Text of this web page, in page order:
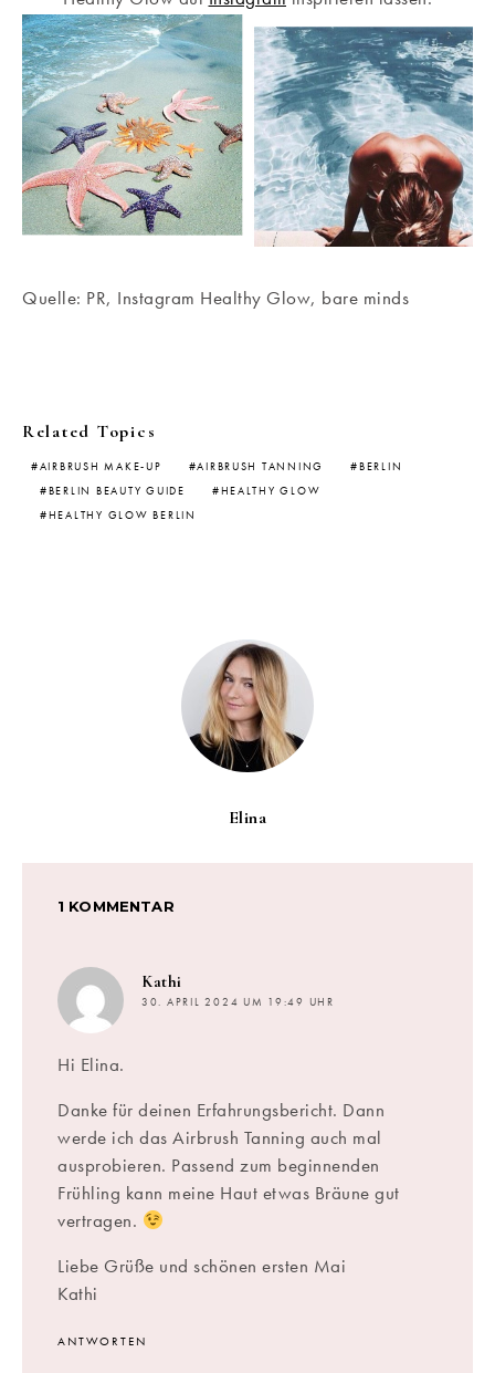
Quelle: PR, Instagram Healthy Glow, bare minds
Related Topics
AIRBRUSH MAKE-UP AIRBRUSH TANNING
BERLIN
BERLIN BEAUTY GUIDE
HEALTHY GLOW
HEALTHY GLOW BERLIN
Elina
1 KOMMENTAR
Kathi
30. APRIL 2024 UM 19:49 UHR
Hi Elina.
Danke für deinen Erfahrungsbericht. Dann
werde ich das Airbrush Tanning auch mal
ausprobieren. Passend zum beginnenden
Frühling kann meine Haut etwas Bräune gut
vertragen.
Liebe Grüße und schönen ersten Mai
Kathi
ANTWORTEN